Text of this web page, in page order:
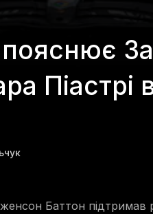
Піастрі
Баттон підтримав